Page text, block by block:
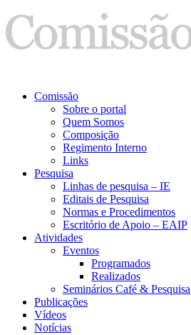
Comissão
Sobre o portal
Quem Somos
Composição
Regimento Interno
Links
Pesquisa
Linhas de pesquisa – IE
Editais de Pesquisa
Normas e Procedimentos
Escritório de Apoio – EAIP
Atividades
Eventos
Programados
Realizados
Seminários Café & Pesquisa
Publicações
Vídeos
Notícias